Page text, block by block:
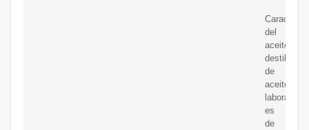
del
aceiteLa
destilación
de
aceiteen
laboratorio
es
de